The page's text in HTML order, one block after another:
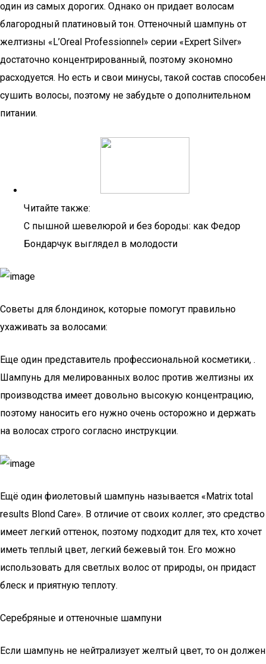
один из самых дорогих. Однако он придает волосам
благородный платиновый тон. Оттеночный шампунь от
желтизны «L’Oreal Professionnel» серии «Expert Silver»
достаточно концентрированный, поэтому экономно
расходуется. Но есть и свои минусы, такой состав способен
сушить волосы, поэтому не забудьте о дополнительном
питании.
Читайте также:
С пышной шевелюрой и без бороды: как Федор
Бондарчук выглядел в молодости
Советы для блондинок, которые помогут правильно
ухаживать за волосами:
Еще один представитель профессиональной косметики, .
Шампунь для мелированных волос против желтизны их
производства имеет довольно высокую концентрацию,
поэтому наносить его нужно очень осторожно и держать
на волосах строго согласно инструкции.
Ещё один фиолетовый шампунь называется «Matrix total
results Blond Care». В отличие от своих коллег, это средство
имеет легкий оттенок, поэтому подходит для тех, кто хочет
иметь теплый цвет, легкий бежевый тон. Его можно
использовать для светлых волос от природы, он придаст
блеск и приятную теплоту.
Серебряные и оттеночные шампуни
Если шампунь не нейтрализует желтый цвет, то он должен